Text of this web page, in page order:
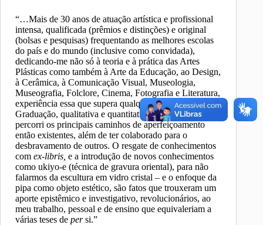
“…Mais de 30 anos de atuação artística e profissional
intensa, qualificada (prêmios e distinções) e original
(bolsas e pesquisas) frequentando as melhores escolas
do país e do mundo (inclusive como convidada),
dedicando-me não só à teoria e à prática das Artes
Plásticas como também à Arte da Educação, ao Design,
à Cerâmica, à Comunicação Visual, Museologia,
Museografia, Folclore, Cinema, Fotografia e Literatura,
experiência essa que supera qualquer estrutura de Pós-
Graduação, qualitativa e quantitativamente, onde
percorri os principais caminhos de aperfeiçoamento
então existentes, além de ter colaborado para o
desbravamento de outros. O resgate de conhecimentos
com ex-libris, e a introdução de novos conhecimentos
como ukiyo-e (técnica de gravura oriental), para não
falarmos da escultura em vidro cristal – e o enfoque da
pipa como objeto estético, são fatos que trouxeram um
aporte epistêmico e investigativo, revolucionários, ao
meu trabalho, pessoal e de ensino que equivaleriam a
várias teses de persi.”